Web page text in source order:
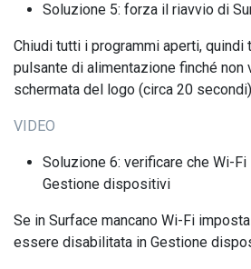
Soluzione 5: forza il riavvio di
Chiudi tutti i programmi aperti, quindi
pulsante di alimentazione finché non
schermata del logo (circa 20
VIDEO
Soluzione 6: verificare che Wi-
Gestione dispositivi
Se in Surface mancano Wi-Fi
essere disabilitata in Gestione